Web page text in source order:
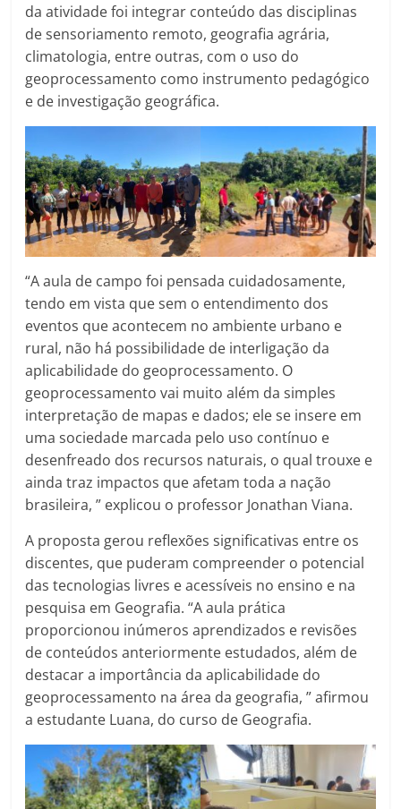
da atividade foi integrar conteúdo das disciplinas
de sensoriamento remoto, geografia agrária,
climatologia, entre outras, com o uso do
geoprocessamento como instrumento pedagógico
e de investigação geográfica.
“A aula de campo foi pensada cuidadosamente,
tendo em vista que sem o entendimento dos
eventos que acontecem no ambiente urbano e
rural, não há possibilidade de interligação da
aplicabilidade do geoprocessamento. O
geoprocessamento vai muito além da simples
interpretação de mapas e dados; ele se insere em
uma sociedade marcada pelo uso contínuo e
desenfreado dos recursos naturais, o qual trouxe e
ainda traz impactos que afetam toda a nação
brasileira, ” explicou o professor Jonathan Viana.
A proposta gerou reflexões significativas entre os
discentes, que puderam compreender o potencial
das tecnologias livres e acessíveis no ensino e na
pesquisa em Geografia. “A aula prática
proporcionou inúmeros aprendizados e revisões
de conteúdos anteriormente estudados, além de
destacar a importância da aplicabilidade do
geoprocessamento na área da geografia, ” afirmou
a estudante Luana, do curso de Geografia.